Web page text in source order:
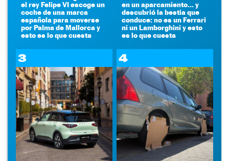
el rey Felipe VI escoge un
coche de una marca
española para moverse
por Palma de Mallorca y
esto es lo que cuesta
en un aparcamiento... y
descubrió la bestia que
conduce: no es un Ferrari
ni un Lamborghini y esto
es lo que cuesta
3 4